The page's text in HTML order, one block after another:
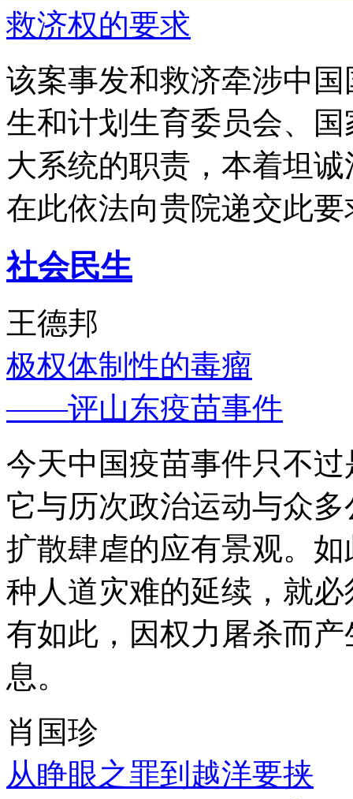
救济权的要求
该案事发和救济牵涉中
生和计划生育委员会、
大系统的职责，本着坦
在此依法向贵院递交此要
社会民生
王德邦
极权体制性的毒瘤
——评山东疫苗事件
今天中国疫苗事件只不
它与历次政治运动与众
扩散肆虐的应有景观。
种人道灾难的延续，就
有如此，因权力屠杀而
息。
肖国珍
从睁眼之罪到越洋要挟